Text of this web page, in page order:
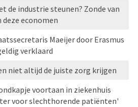
de industrie steunen? Zonde van
economen
Maeijer door Erasmus
verklaard
niet altijd de juiste zorg krijgen
voortaan in ziekenhuis
voor slechthorende patiënten'